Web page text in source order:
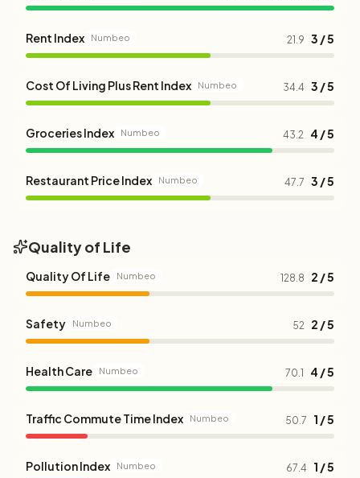
Rent Index Numbeo 21.9 3 / 5
Cost Of Living Plus Rent Index Numbeo 34.4 3 / 5
Groceries Index Numbeo 43.2 4 / 5
Restaurant Price Index Numbeo 47.7 3 / 5
Quality of Life
Quality Of Life Numbeo 128.8 2 / 5
Safety Numbeo 52 2 / 5
Health Care Numbeo 70.1 4 / 5
Traffic Commute Time Index Numbeo 50.7 1 / 5
Pollution Index Numbeo 67.4 1 / 5